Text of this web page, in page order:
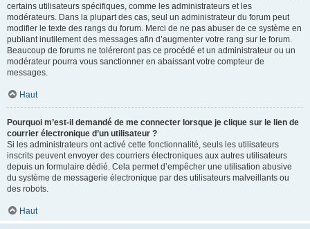
certains utilisateurs spécifiques, comme les administrateurs et les
modérateurs. Dans la plupart des cas, seul un administrateur du forum peut
modifier le texte des rangs du forum. Merci de ne pas abuser de ce système en
publiant inutilement des messages afin d’augmenter votre rang sur le forum.
Beaucoup de forums ne toléreront pas ce procédé et un administrateur ou un
modérateur pourra vous sanctionner en abaissant votre compteur de
messages.
Haut
Pourquoi m’est-il demandé de me connecter lorsque je clique sur le lien de
courrier électronique d’un utilisateur ?
Si les administrateurs ont activé cette fonctionnalité, seuls les utilisateurs
inscrits peuvent envoyer des courriers électroniques aux autres utilisateurs
depuis un formulaire dédié. Cela permet d’empêcher une utilisation abusive
du système de messagerie électronique par des utilisateurs malveillants ou
des robots.
Haut